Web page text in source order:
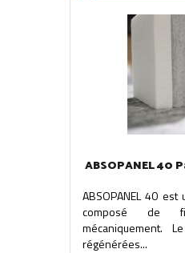
ABSOPANEL 40
ABSOPANEL 40
composé de
mécaniquement.
régénérées...